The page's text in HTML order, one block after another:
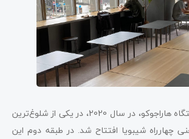
ساختمان جدید ایستگاه هاراجوکو، در سال 2020، در یکی از شلوغ‌ترین
چهارراه شیبویا افتتاح شد. در طبقه دوم این